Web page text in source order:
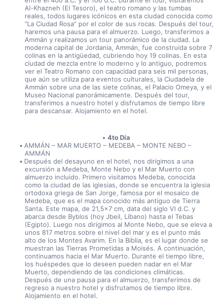
Al-Khazneh (El Tesoro), el teatro romano y las tumbas
reales, todos lugares icónicos en esta ciudad conocida como
“La Ciudad Rosa” por el color de sus rocas. Después del tour,
haremos una pausa para el almuerzo. Luego, transferimos a
Ammán y realizamos un tour panorámico de la ciudad. La
moderna capital de Jordania, Ammán, fue construida sobre 7
colinas en la antigüedad, cubriendo hoy 19 colinas. En esta
ciudad de mezcla entre lo moderno y lo antiguo, podremos
ver el Teatro Romano con capacidad para seis mil personas,
que aún se utiliza para eventos culturales, la Ciudadela de
Ammán sobre una de las siete colinas, el Palacio Omeya, y el
Museo Nacional panorámicamente. Después del tour,
transferimos a nuestro hotel y disfrutamos de tiempo libre
para descansar. Alojamiento en el hotel.
4to Día
AMMÁN – MAR MUERTO – MEDEBA – MONTE NEBO –
AMMÁN
Después del desayuno en el hotel, nos dirigimos a una
excursión a Medeba, Monte Nebo y el Mar Muerto con
almuerzo incluido. Primero visitamos Medeba, conocida
como la ciudad de las iglesias, donde se encuentra la iglesia
ortodoxa griega de San Jorge, famosa por el mosaico de
Medeba, que es el mapa conocido más antiguo de Tierra
Santa. Este mapa, de 21,5x7 cm, data del siglo VI d.C. y
abarca desde Byblos (hoy Jbeil, Líbano) hasta el Tebas
(Egipto). Luego nos dirigimos al Monte Nebo, que se eleva a
unos 817 metros sobre el nivel del mar y es el punto más
alto de los Montes Avarim. En la Biblia, es el lugar donde se
muestran las Tierras Prometidas a Moisés. A continuación,
continuamos hacia el Mar Muerto. Durante el tiempo libre,
los huéspedes que lo deseen pueden nadar en el Mar
Muerto, dependiendo de las condiciones climáticas.
Después de una pausa para el almuerzo, transferimos de
regreso a nuestro hotel y disfrutamos de tiempo libre.
Alojamiento en el hotel.